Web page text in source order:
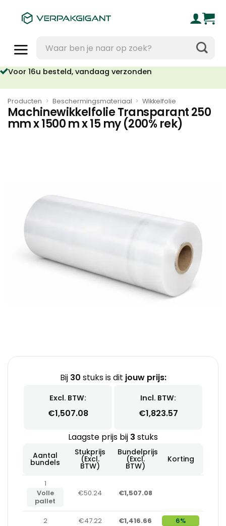
naar:
Voor 16u besteld, vandaag verzonden
Producten > Beschermingsmateriaal > Wikkelfolie
Machinewikkelfolie Transparant 250
mm x 1500 m x 15 my (200% rek)
Bij 30 stuks is dit jouw prijs:
Excl. BTW:
€1,507.08
Incl. BTW:
€1,823.57
Laagste prijs bij 3 stuks
Aantal
bundels
Stukprijs
(Excl.
BTW)
Bundelprijs
(Excl.
BTW)
Korting
1
Volle
pallet
€50.24 €1,507.08
2 €47.22 €1,416.66 6%